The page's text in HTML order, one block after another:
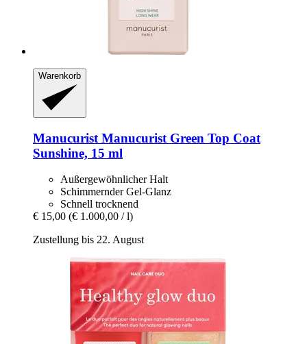
Warenkorb
Manucurist Manucurist Green Top Coat
Sunshine, 15 ml
Außergewöhnlicher Halt
Schimmernder Gel-Glanz
Schnell trocknend
€ 15,00 (€ 1.000,00 / l)
Zustellung bis 22. August